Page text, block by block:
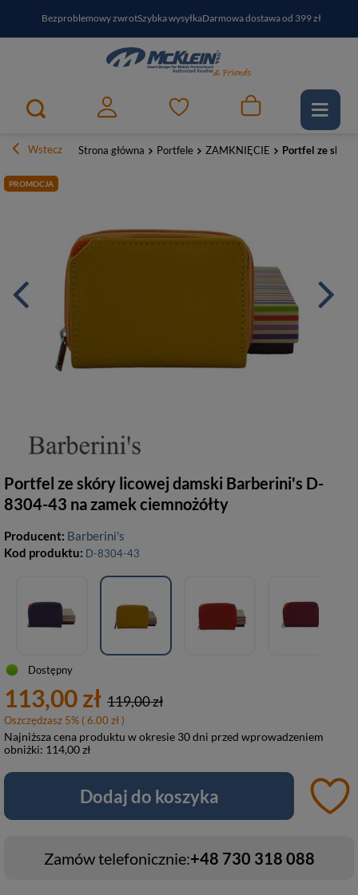
Bezproblemowy zwrotSzybka wysyłkaDarmowa dostawa od 399 zł
PayPo - kup i zapłać za30 dniZapisz się do newslettera i odbierz RABAT
Wstecz Strona główna Portfele ZAMKNIĘCIE Portfel ze
PROMOCJA
Portfel ze skóry licowej damski Barberini's D-
8304-43 na zamek ciemnożółty
Producent: Barberini's
Kod produktu: D-8304-43
Dostępny
113,00 zł 119,00 zł
Oszczędzasz 5% ( 6.00 zł )
Najniższa cena produktu w okresie 30 dni przed wprowadzeniem
obniżki: 114,00 zł
Dodaj do koszyka
Zamów telefonicznie:+48 730 318 088